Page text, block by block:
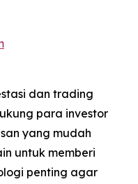
dan trading
para investor
yang mudah
untuk memberi
penting agar